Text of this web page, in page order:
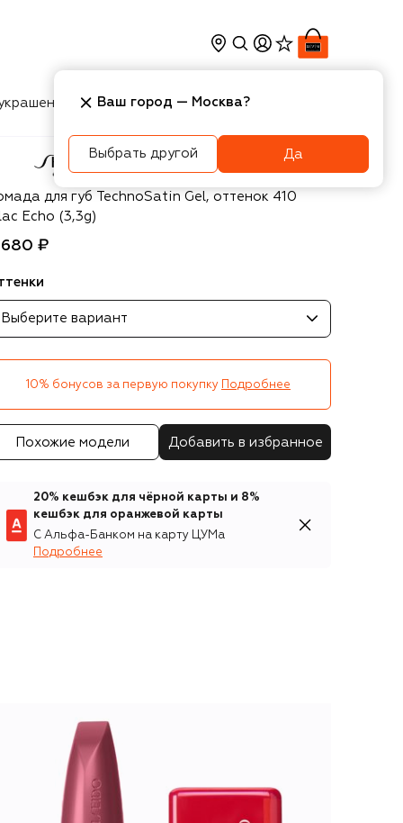
Косметика Интерьер
для губ TechnoSatin Gel, оттенок 410
Echo (3,3g)
₽
Выберите вариант
10% бонусов за первую покупку Подробнее
Похожие модели Добавить в избранное
20% кешбэк для чёрной карты и 8%
кешбэк для оранжевой карты
С Альфа-Банком на карту ЦУМа
Подробнее
Ваш город — Москва?
Выбрать другой Да